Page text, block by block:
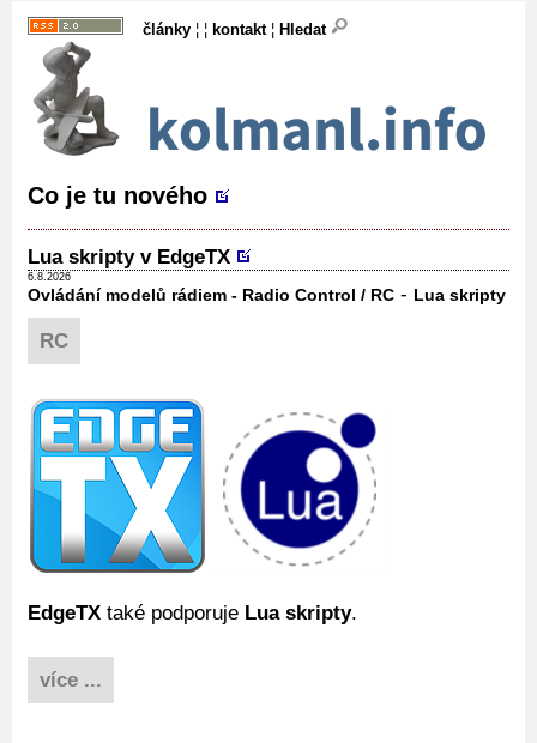
články ¦ ¦ kontakt¦ Hledat
Co je tu nového
Lua skripty v EdgeTX
6.8.2026
Ovládání modelů rádiem - Radio Control / RC - Lua skripty
RC
EdgeTX také podporuje Lua skripty.
více ...